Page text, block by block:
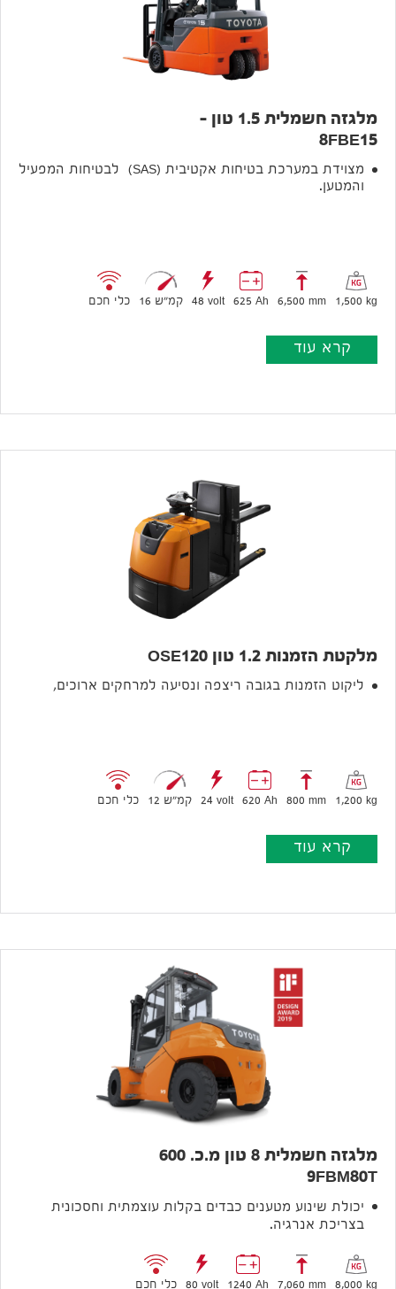
מלגזה חשמלית 1.5 טון –
8FBE15
מצוידת במערכת בטיחות אקטיבית (SAS) לבטיחות המפעיל
והמטען.
1,500 kg
6,500 mm
625 Ah
48 volt 16 קמ״ש כלי חכם
קרא עוד
מלקטת הזמנות 1.2 טון OSE120
ליקוט הזמנות בגובה ריצפה ונסיעה למרחקים ארוכים,
1,200 kg
800 mm
620 Ah
24 volt 12 קמ״ש כלי חכם
קרא עוד
מלגזה חשמלית 8 טון מ.כ. 600
9FBM80T
יכולת שינוע מטענים כבדים בקלות עוצמתית וחסכונית
בצריכת אנרגיה.
8,000 kg
7,060 mm
1240 Ah
80 volt כלי חכם